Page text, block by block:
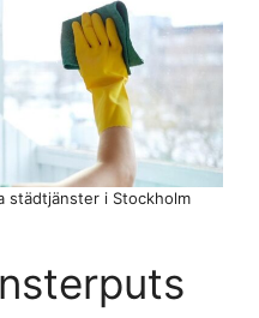
städtjänster i Stockholm